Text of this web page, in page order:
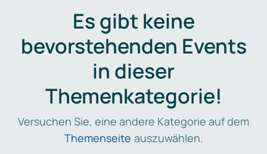
Es gibt keine
bevorstehenden Events
in dieser
Themenkategorie!
Versuchen Sie, eine andere Kategorie auf dem
Themenseite auszuwählen.